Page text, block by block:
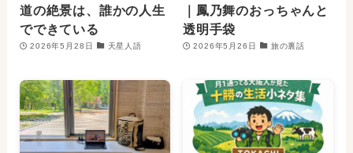
道の絶景は、誰かの人生
でできている
2026年5月28日 天星人語
｜鳳乃舞のおっちゃんと
透明手袋
2026年5月26日 旅の裏話